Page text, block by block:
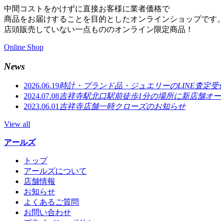
中間コストをかけずに直接お客様に業者価格で
商品をお届けすることを目的としたオンラインショップです。
店頭販売していない一点もののオンライン限定商品！
Online Shop
News
2026.06.19時計・ブランド品・ジュエリーのLINE査定
2024.07.08吉祥寺駅北口駅前徒歩1分の場所に新店舗オー
2023.06.01吉祥寺店舗一時クローズのお知らせ
View all
アールズ
トップ
アールズについて
店舗情報
お知らせ
よくあるご質問
お問い合わせ